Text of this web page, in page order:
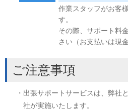
作業スタッフがお客
す。
その際、サポート料
さい（お支払いは現
ご注意事項
・出張サポートサービスは、弊社
社が実施いたします。